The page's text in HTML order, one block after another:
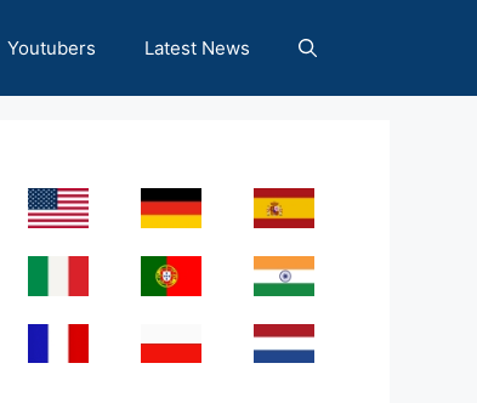
Youtubers Latest News